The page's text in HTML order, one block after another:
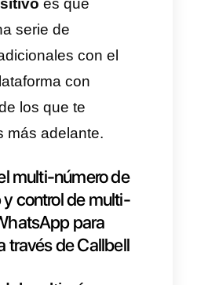
acceder a la API de
Business es
necesario hacerlo
de unacompañía BSP
de medio para que tu
se comunique con